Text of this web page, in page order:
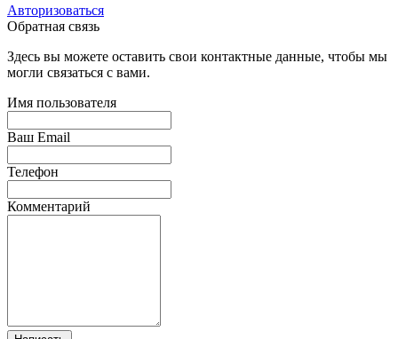
Авторизоваться
Обратная связь
Здесь вы можете оставить свои контактные данные, чтобы мы
могли связаться с вами.
Имя пользователя
Ваш Email
Телефон
Комментарий